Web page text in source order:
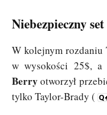
Niebezpieczny set
W kolejnym rozdaniu
w wysokości 25$, a
Berry otworzył
tylko Taylor-Brady (